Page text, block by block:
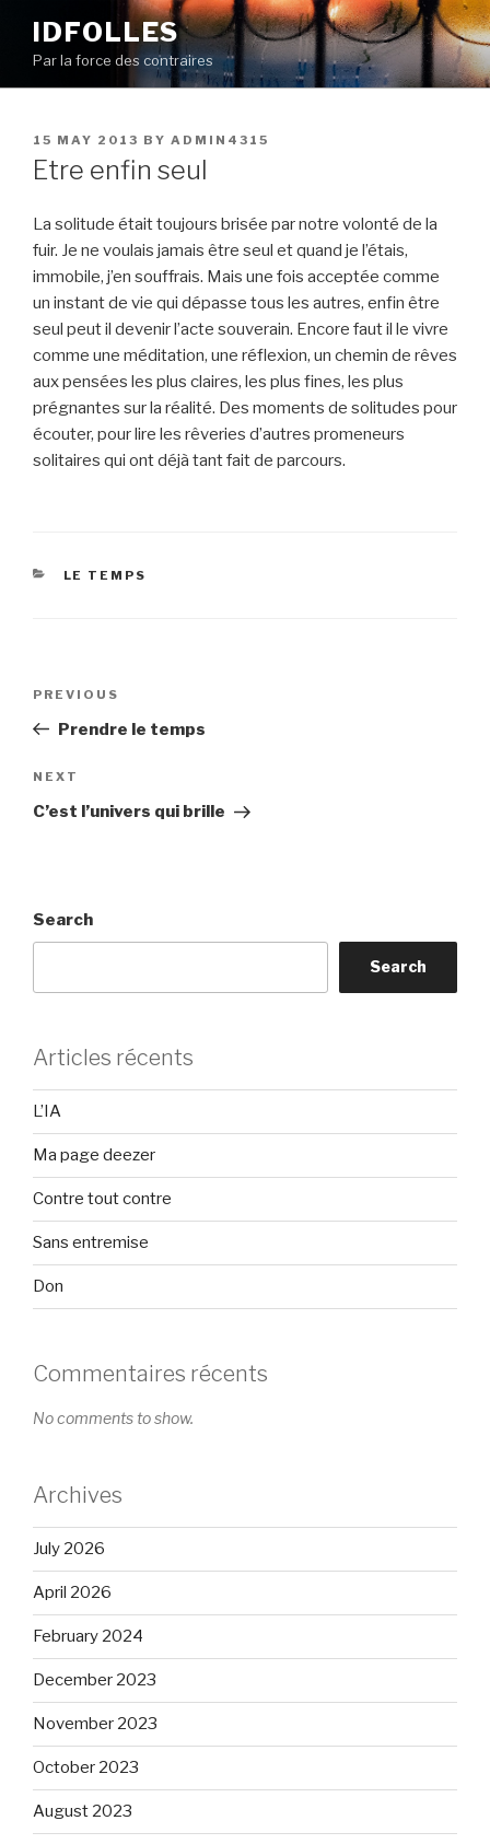
content
IDFOLLES
Par la force des contraires
POSTED
ON
15 MAY 2013 BY ADMIN4315
Etre enfin seul
La solitude était toujours brisée par notre volonté de la
fuir. Je ne voulais jamais être seul et quand je l’étais,
immobile, j’en souffrais. Mais une fois acceptée comme
un instant de vie qui dépasse tous les autres, enfin être
seul peut il devenir l’acte souverain. Encore faut il le vivre
comme une méditation, une réflexion, un chemin de rêves
aux pensées les plus claires, les plus fines, les plus
prégnantes sur la réalité. Des moments de solitudes pour
écouter, pour lire les rêveries d’autres promeneurs
solitaires qui ont déjà tant fait de parcours.
CATEGORIES
LE TEMPS
Previous
Post
PREVIOUS
Prendre le temps
Next
Post
NEXT
C’est l’univers qui brille
Search
Search
Articles récents
L’IA
Ma page deezer
Contre tout contre
Sans entremise
Don
Commentaires récents
No comments to show.
Archives
July 2026
April 2026
February 2024
December 2023
November 2023
October 2023
August 2023